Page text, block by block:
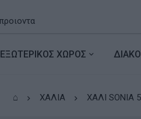
ΕΞΩΤΕΡΙΚΟΣ ΧΩΡΟΣ
⌂ ΧΑΛΙΑ ΧΑΛΙ SONIA